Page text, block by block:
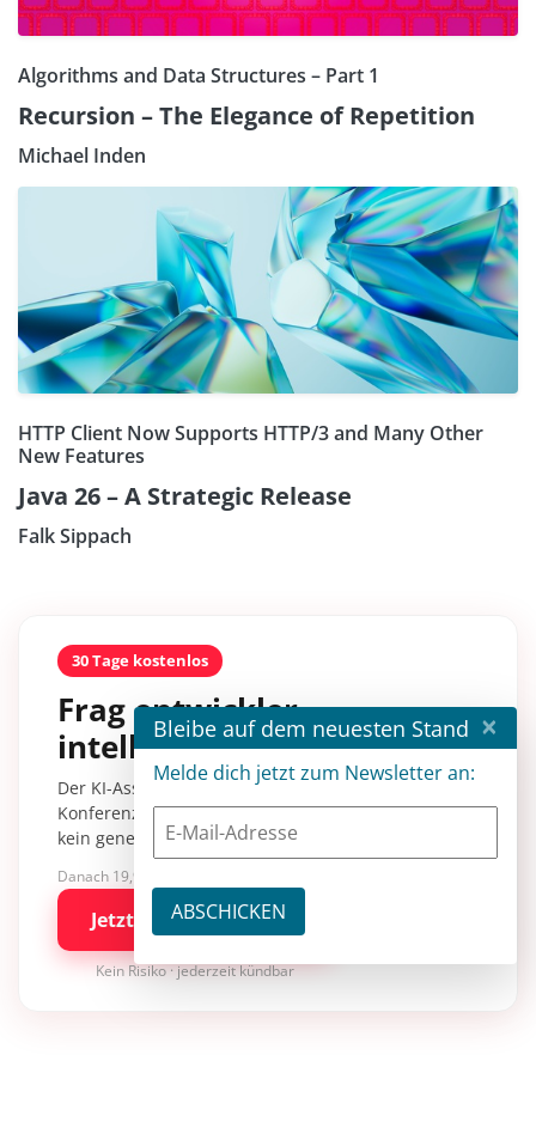
Algorithms and Data Structures – Part 1
Recursion – The Elegance of Repetition
Michael Inden
HTTP Client Now Supports HTTP/3 and Many Other
New Features
Java 26 – A Strategic Release
Falk Sippach
30 Tage kostenlos
Frag entwickler
intelligence.
Der KI-Assistent mit über 30.000 Inhalten aus
Konferenzsessions, Fachartikeln und Tutorials –
kein generisches KI-Wissen.
Danach 19,90 €/Monat mit entwickler.de BASIC
Jetzt kostenlos testen
Kein Risiko · jederzeit kündbar
Bleibe auf dem neuesten Stand ×
Melde dich jetzt zum Newsletter an: